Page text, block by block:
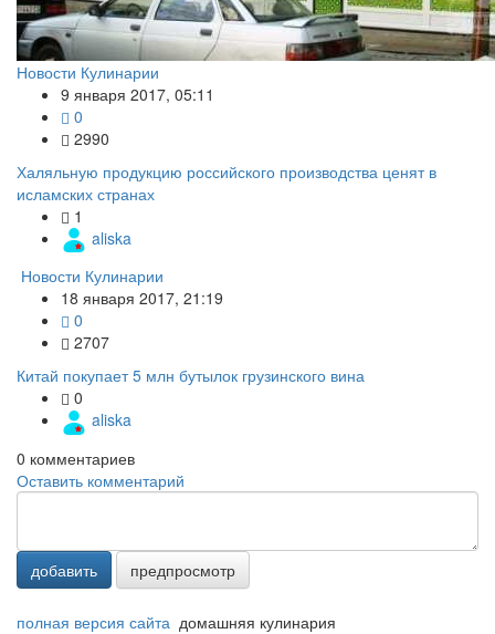
Новости Кулинарии
9 января 2017, 05:11
0
2990
Халяльную продукцию российского производства ценят в
исламских странах
1
aliska
Новости Кулинарии
18 января 2017, 21:19
0
2707
Китай покупает 5 млн бутылок грузинского вина
0
aliska
0 комментариев
Оставить комментарий
добавить предпросмотр
полная версия сайта домашняя кулинария